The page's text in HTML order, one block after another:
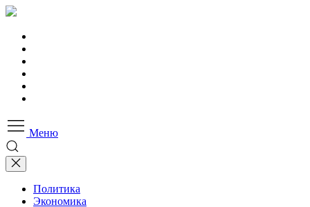
Меню
Политика
Экономика